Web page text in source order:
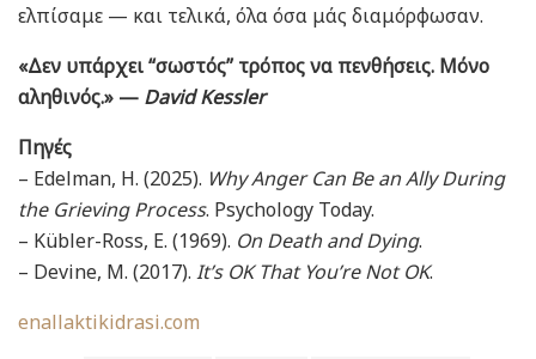
ελπίσαμε — και τελικά, όλα όσα μάς διαμόρφωσαν.
«Δεν υπάρχει “σωστός” τρόπος να πενθήσεις. Μόνο
αληθινός.» — David Kessler
Πηγές
– Edelman, H. (2025). Why Anger Can Be an Ally During
the Grieving Process. Psychology Today.
– Kübler-Ross, E. (1969). On Death and Dying.
– Devine, M. (2017). It’s OK That You’re Not OK.
enallaktikidrasi.com